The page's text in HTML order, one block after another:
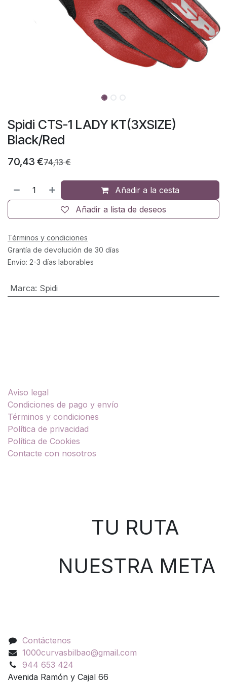
Spidi CTS-1 LADY KT(3XSIZE)
Black/Red
70,43 €74,13€
Añadir a la cesta
Añadir a lista de deseos
Términos y condiciones
Grantía de devolución de 30 días
Envío: 2-3 días laborables
Marca: Spidi
Aviso legal
Condiciones de pago y envío
Términos y condiciones
Política de privacidad
Política de Cookies
Contacte con nosotros
TU RUTA
NUESTRA META
Contáctenos
1000curvasbilbao@gmail.com
944 653 424
Avenida Ramón y Cajal 66